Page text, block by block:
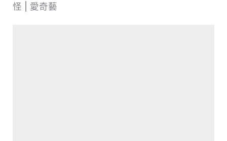
怪 | 愛奇藝